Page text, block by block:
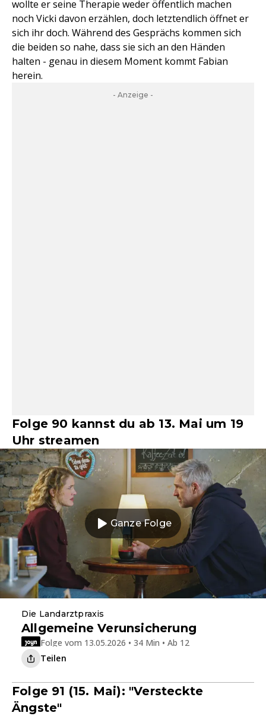
wollte er seine Therapie weder öffentlich machen
noch Vicki davon erzählen, doch letztendlich öffnet er
sich ihr doch. Während des Gesprächs kommen sich
die beiden so nahe, dass sie sich an den Händen
halten - genau in diesem Moment kommt Fabian
herein.
- Anzeige -
Folge 90 kannst du ab 13. Mai um 19
Uhr streamen
Ganze Folge
Die Landarztpraxis
Allgemeine Verunsicherung
Folge vom 13.05.2026 • 34 Min • Ab 12
Teilen
Folge 91 (15. Mai): "Versteckte
Ängste"